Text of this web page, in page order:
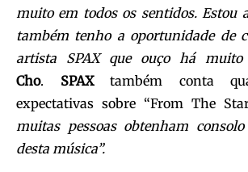
muito em todos os sentidos. Estou
também tenho a oportunidade de
artista SPAX que ouço há muito
Cho. SPAXtambém conta
expectativas sobre “From The
muitas pessoas obtenham
desta música”.